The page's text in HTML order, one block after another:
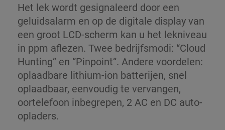
Het lek wordt gesignaleerd door een
geluidsalarm en op de digitale display van
een groot LCD-scherm kan u het lekniveau
in ppm aflezen. Twee bedrijfsmodi: “Cloud
Hunting” en “Pinpoint”. Andere voordelen:
oplaadbare lithium-ion batterijen, snel
oplaadbaar, eenvoudig te vervangen,
oortelefoon inbegrepen, 2 AC en DC auto-
opladers.